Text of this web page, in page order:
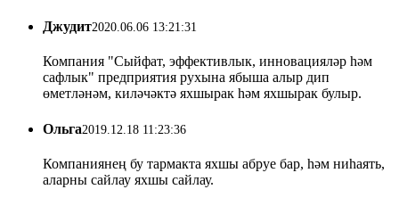
Джудит2020.06.06 13:21:31
Компания "Сыйфат, эффективлык, инновацияләр һәм
сафлык" предприятия рухына ябыша алыр дип
өметләнәм, киләчәктә яхшырак һәм яхшырак булыр.
Ольга2019.12.18 11:23:36
Компаниянең бу тармакта яхшы абруе бар, һәм ниһаять,
аларны сайлау яхшы сайлау.